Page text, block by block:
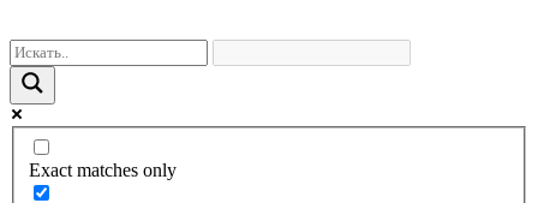
Exact matches only